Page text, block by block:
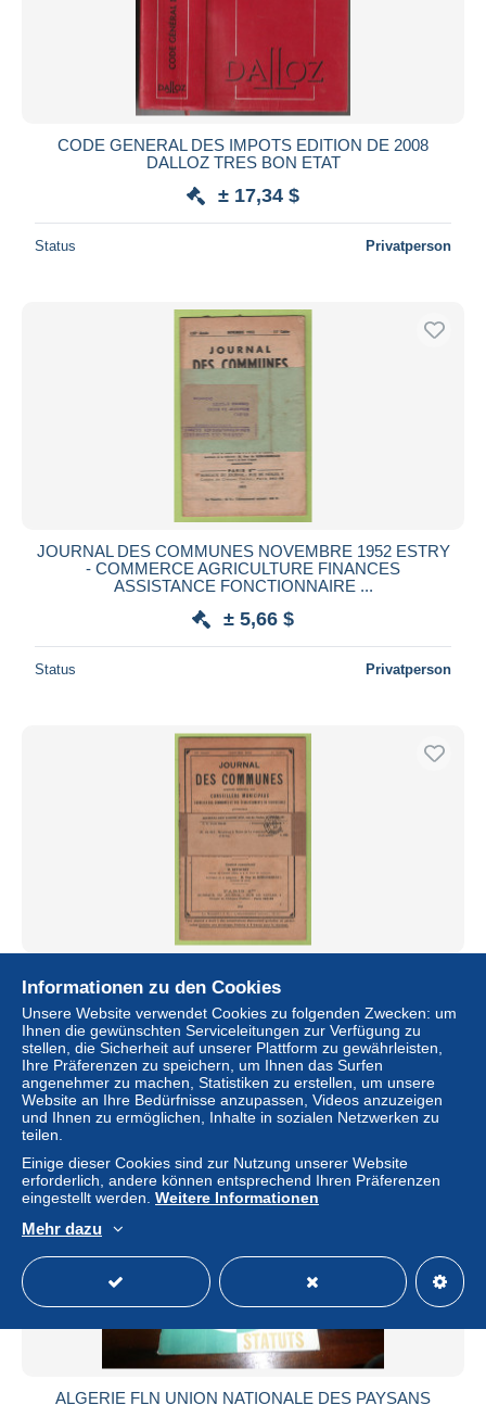
CODE GENERAL DES IMPOTS EDITION DE 2008
DALLOZ TRES BON ETAT
± 17,34 $
Status Privatperson
JOURNAL DES COMMUNES NOVEMBRE 1952 ESTRY
- COMMERCE AGRICULTURE FINANCES
ASSISTANCE FONCTIONNAIRE ...
± 5,66 $
Status Privatperson
ACTES DE DECES AGRICULTURE FINANCES
GUERRE AFFICHAGE ...
± 5,66 $
Status Privatperson
ALGERIE FLN UNION NATIONALE DES PAYSANS
Informationen zu den Cookies
Unsere Website verwendet Cookies zu folgenden Zwecken: um
Ihnen die gewünschten Serviceleitungen zur Verfügung zu
stellen, die Sicherheit auf unserer Plattform zu gewährleisten,
Ihre Präferenzen zu speichern, um Ihnen das Surfen
angenehmer zu machen, Statistiken zu erstellen, um unsere
Website an Ihre Bedürfnisse anzupassen, Videos anzuzeigen
und Ihnen zu ermöglichen, Inhalte in sozialen Netzwerken zu
teilen.
Einige dieser Cookies sind zur Nutzung unserer Website
erforderlich, andere können entsprechend Ihren Präferenzen
eingestellt werden. Weitere Informationen
Mehr dazu